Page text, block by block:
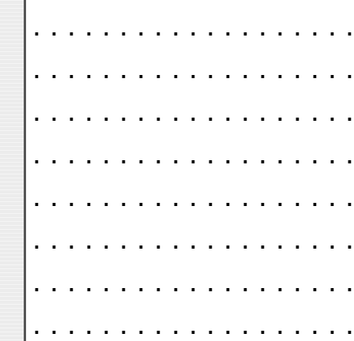
. . . . . . . . . . . . . . . . . .
. . . . . . . . . . . . . . . . . .
. . . . . . . . . . . . . . . . . .
. . . . . . . . . . . . . . . . . .
. . . . . . . . . . . . . . . . . .
. . . . . . . . . . . . . . . . . .
. . . . . . . . . . . . . . . . . .
. . . . . . . . . . . . . . . . . .